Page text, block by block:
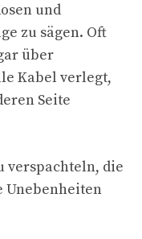
und
zu sägen. Oft
über
Kabel verlegt,
Seite
verspachteln, die
Unebenheiten